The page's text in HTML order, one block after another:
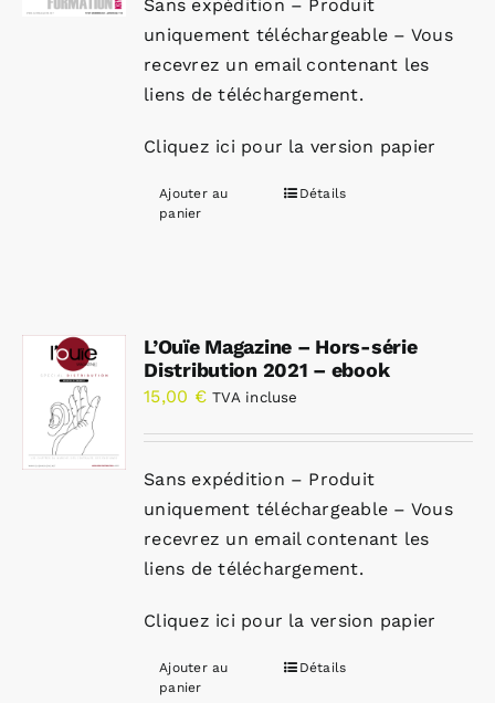
Sans expédition – Produit
uniquement téléchargeable – Vous
recevrez un email contenant les
liens de téléchargement.
Cliquez ici pour la version papier
Ajouter au
panier
Détails
L’Ouïe Magazine – Hors-série
Distribution 2021 – ebook
15,00 € TVA incluse
Sans expédition – Produit
uniquement téléchargeable – Vous
recevrez un email contenant les
liens de téléchargement.
Cliquez ici pour la version papier
Ajouter au
panier
Détails